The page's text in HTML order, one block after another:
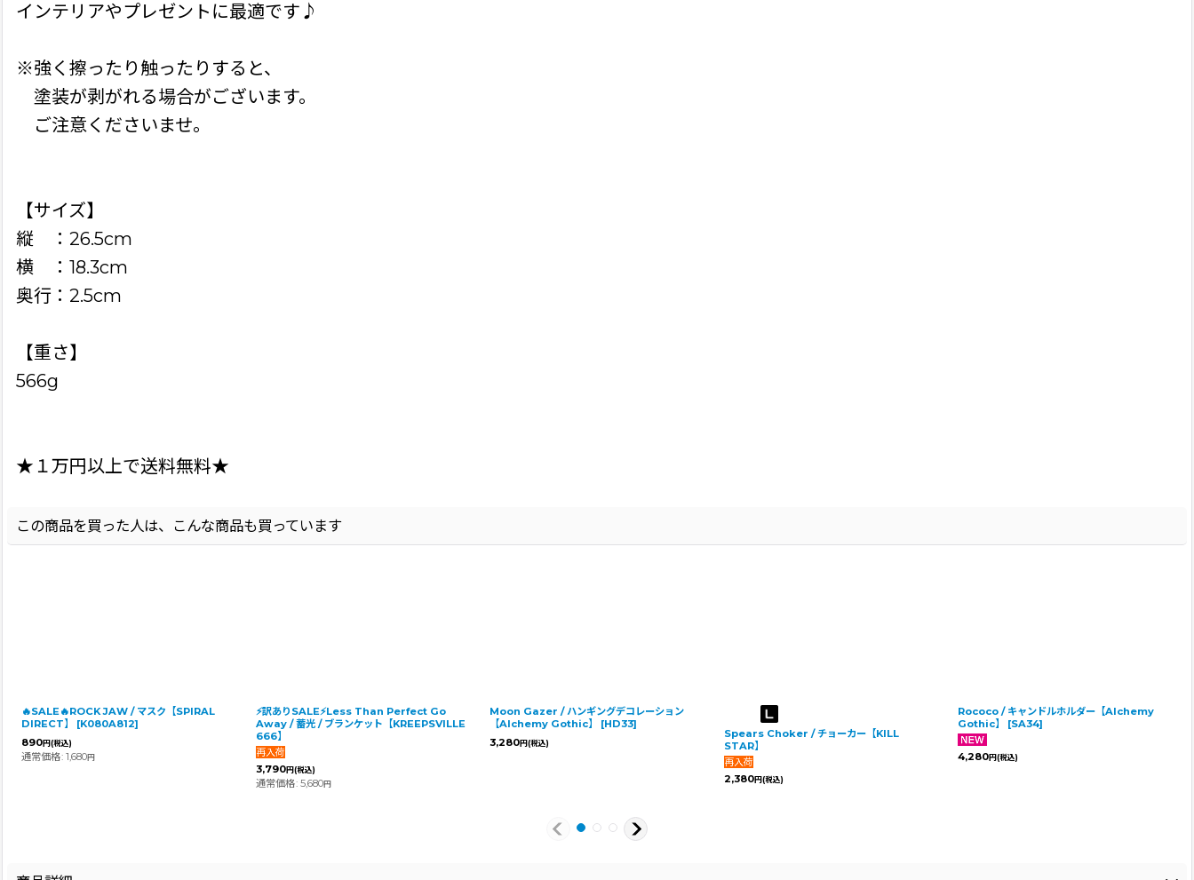
インテリアやプレゼントに最適です♪
※強く擦ったり触ったりすると、
塗装が剥がれる場合がございます。
ご注意くださいませ。
【サイズ】
縦 ：26.5cm
横 ：18.3cm
奥行：2.5cm
【重さ】
566g
★１万円以上で送料無料★
この商品を買った人は、こんな商品も買っています
🔥SALE🔥ROCK JAW / マスク【SPIRAL
DIRECT】
[K080A812]
890円 (税込)
通常価格: 1,680円
⚡訳ありSALE⚡Less Than Perfect Go
Away / 蓄光 / ブランケット【KREEPSVILLE
666】
3,790円 (税込)
通常価格: 5,680円
Moon Gazer / ハンギングデコレーション
【Alchemy Gothic】
[HD33]
3,280円(税込)
Spears Choker / チョーカー【KILL
STAR】
2,380円 (税込)
Rococo / キャンドルホルダー【Alchemy
Gothic】
[SA34]
4,280円(税込)